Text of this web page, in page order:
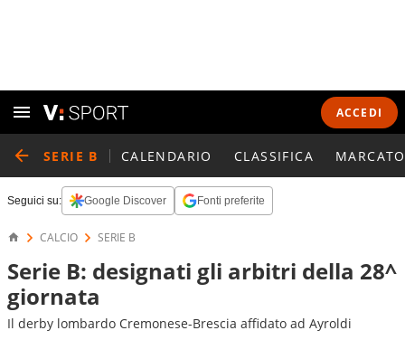
ACCEDI
SERIE B CALENDARIO CLASSIFICA
Seguici su: Google Discover Fonti preferite
CALCIO SERIE B
Serie B: designati gli arbitri della 28^
giornata
Il derby lombardo Cremonese-Brescia affidato ad Ayroldi